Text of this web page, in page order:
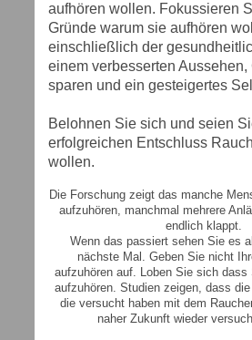
aufhören wollen. Fokussieren
Gründe warum sie aufhören
einschließlich der
einem verbesserten
sparen und ein gesteigertes
Belohnen Sie sich und seien
erfolgreichen Entschluss
wollen.
Die Forschung zeigt das manche
aufzuhören, manchmal mehrere
endlich klappt.
Wenn das passiert sehen Sie es
nächste Mal. Geben Sie nicht
aufzuhören auf. Loben Sie sich
aufzuhören. Studien zeigen, dass
die versucht haben mit dem
naher Zukunft wieder